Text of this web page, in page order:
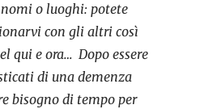
o luoghi: potete
con gli altri così
qui e ora… Dopo essere
di una demenza
bisogno di tempo per